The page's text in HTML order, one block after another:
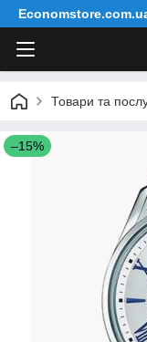
Товари та
–15%